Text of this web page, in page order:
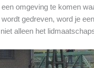
omgeving te komen
gedreven, word je
alleen het